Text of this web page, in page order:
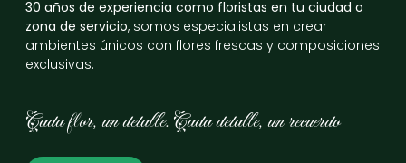
30 años de experiencia como floristas en tu ciudad o
zona de servicio, somos especialistas en crear
ambientes únicos con flores frescas y composiciones
exclusivas.
Cada flor, un detalle. Cada detalle, un recuerdo